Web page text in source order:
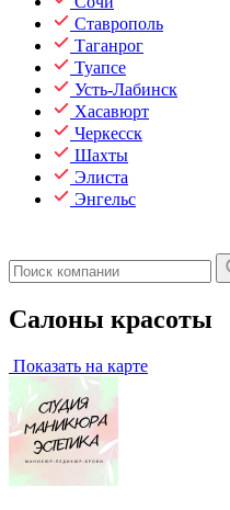
Ставрополь
Таганрог
Туапсе
Усть-Лабинск
Хасавюрт
Черкесск
Шахты
Элиста
Энгельс
Салоны красоты
Показать на карте